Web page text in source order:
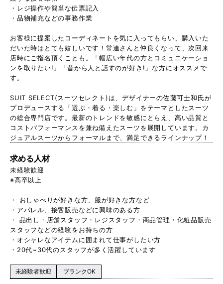
・レジ操作や簡単な伝票記入
・品物補充などの事務作業
お客様に提案したコーディネートを気に入ってもらい、購入いた
だいた時はとても嬉しいです！常連さんと仲良くなって、次回来
店時にご指名頂くことも。「幅広い年代の方とコミュニケーショ
ンを取りたい!」「昔から人と話すのが好き!」な方にオススメで
す。
SUIT SELECT(スーツセレクト)は、デザイナーの佐藤可士和氏が
プロデュースする「選ぶ・着る・楽しむ」をテーマとしたスーツ
の総合専門店です。最新のトレンドを敏感にとらえ、高い品質と
コストパフォーマンスを兼ね備えたスーツを展開しています。カ
ジュアルスーツからフォーマルまで、満足できるラインナップ！
求める人材
未経験歓迎
※高卒以上
・ おしゃべりが好きな方、服が好きな方など
・アパレル、接客販売などに興味のある方
・ 品出し・店舗スタッフ・レジスタッフ・商品管理・化粧品販売
スタッフなどの経験をお持ちの方
・オシャレなアイテムに囲まれて仕事がしたい方
・20代~30代のスタッフが多く活躍しています
未経験者歓迎 ブランクOK